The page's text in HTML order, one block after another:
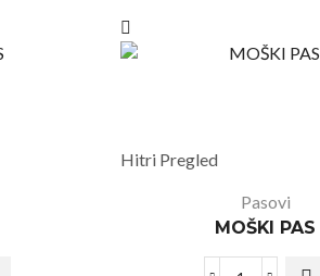
Hitri Pregled
Pasovi
MOŠKI PAS